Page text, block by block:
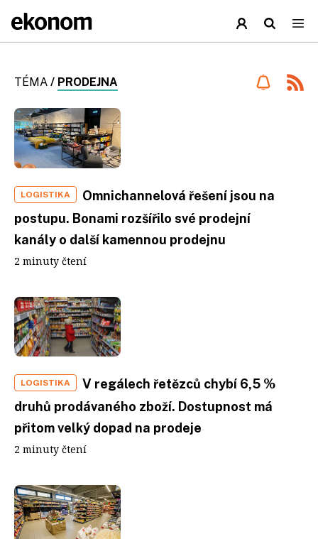
TÉMA / PRODEJNA
LOGISTIKA
Omnichannelová řešení jsou na
postupu. Bonami rozšířilo své prodejní
kanály o další kamennou prodejnu
2 minuty čtení
LOGISTIKA
V regálech řetězců chybí 6,5 %
druhů prodávaného zboží. Dostupnost má
přitom velký dopad na prodeje
2 minuty čtení